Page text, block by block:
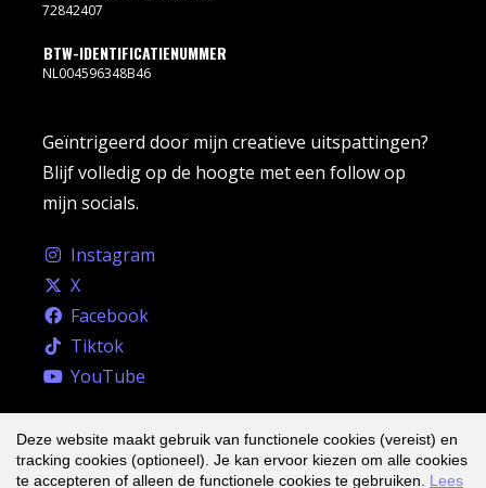
72842407
BTW-IDENTIFICATIENUMMER
NL004596348B46
Geïntrigeerd door mijn creatieve uitspattingen?
Blijf volledig op de hoogte met een follow op
mijn socials.
Instagram
X
Facebook
Tiktok
YouTube
Deze website maakt gebruik van functionele cookies (vereist) en
tracking cookies (optioneel). Je kan ervoor kiezen om alle cookies
te accepteren of alleen de functionele cookies te gebruiken.
Lees